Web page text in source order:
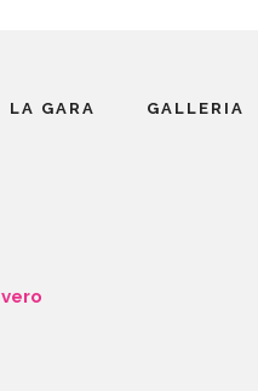
LA GARA GALLERIA
vero